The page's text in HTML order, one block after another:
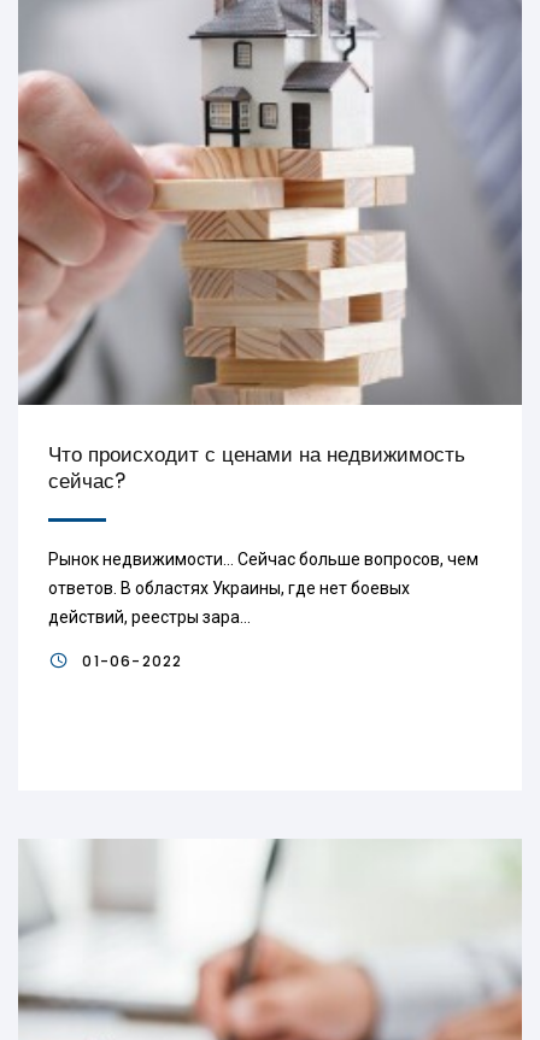
Что происходит с ценами на недвижимость
сейчас?
Рынок недвижимости... Сейчас больше вопросов, чем
ответов. В областях Украины, где нет боевых
действий, реестры зара...
01-06-2022